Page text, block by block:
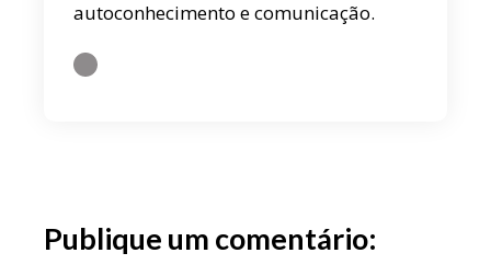
autoconhecimento e comunicação.
Publique um comentário: